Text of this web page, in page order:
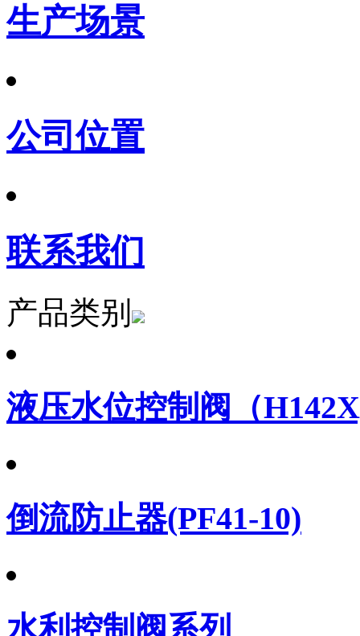
生产场景
公司位置
联系我们
产品类别
液压水位控制阀（
倒流防止器(PF41-10)
水利控制阀系列